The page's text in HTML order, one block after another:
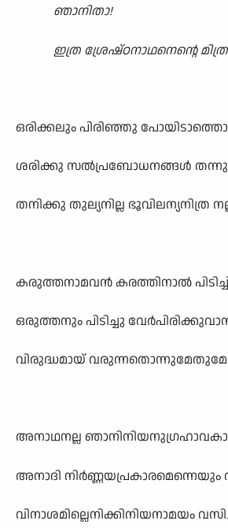
ഞാനിതാ!
ഇത്ര ശ്രേഷ്ഠനാഥനെന്റെ
ഒരിക്കലും പിരിഞ്ഞു
ശരിക്കു സൽപ്രബോധനങ്ങൾ തന്നു
തനിക്കു തുല്യനില്ല ഭൂവിലന്യനിത്ര
കരുത്തനാമവൻ കരത്തിനാൽ
ഒരുത്തനും പിടിച്ചു
വിരുദ്ധമായ് വരുന്നതൊന്നുമേതുമേ
അനാഥനല്ല
അനാദി നിർണ്ണയപ്രകാരമെന്നെയും
വിനാശമില്ലെനിക്കിനിയനാമയം